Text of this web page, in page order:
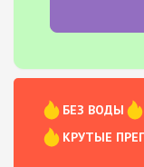
БЕЗ ВОДЫ
КРУТЫЕ